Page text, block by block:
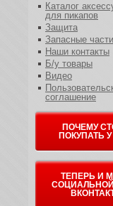
Каталог
для пикапов
Защита
Запасные части
Наши контакты
Б/у товары
Видео
соглашение
ПОЧЕМУ
ПОКУПАТЬ
ТЕПЕРЬ И